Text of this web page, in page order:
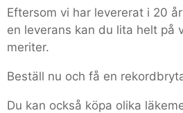
Eftersom vi har levererat i 20
en leverans kan du lita helt på
meriter.
Beställ nu och få en
Du kan också köpa olika